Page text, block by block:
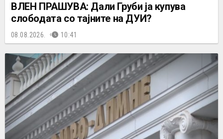
ВЛЕН ПРАШУВА: Дали Груби ја купува
слободата со тајните на ДУИ?
08.08.2026. 10:41